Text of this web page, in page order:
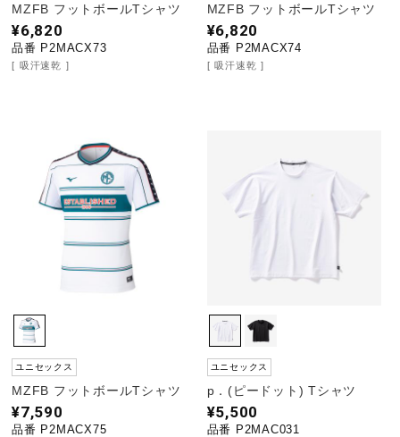
MZFB フットボールTシャツ
¥6,820
品番 P2MACX73
吸汗速乾
MZFB フットボールTシャツ
¥6,820
品番 P2MACX74
吸汗速乾
ユニセックス
MZFB フットボールTシャツ
¥7,590
品番 P2MACX75
ユニセックス
p．(ピードット) Tシャツ
¥5,500
品番 P2MAC031